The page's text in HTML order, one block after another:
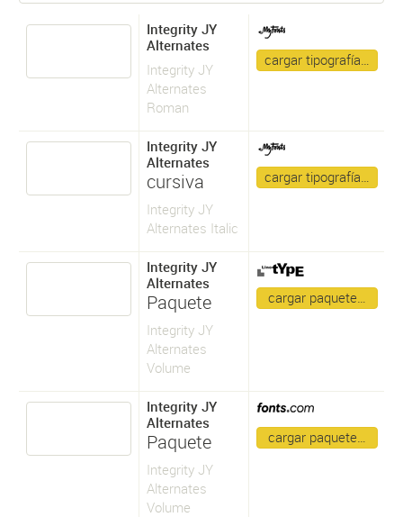
Integrity JY
Alternates
Integrity JY
Alternates
Roman
cargar tipografía…
Integrity JY
Alternates
cursiva
Integrity JY
Alternates Italic
cargar tipografía…
Integrity JY
Alternates
Paquete
Integrity JY
Alternates
Volume
cargar paquete…
Integrity JY
Alternates
Paquete
Integrity JY
Alternates
Volume
cargar paquete…